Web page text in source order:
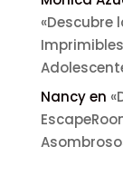
«Descubre
Nancyen